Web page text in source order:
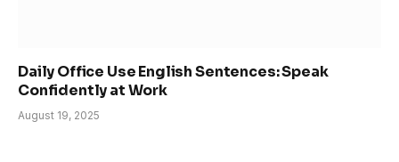
Daily Office Use English Sentences: Speak
Confidently at Work
August 19, 2025